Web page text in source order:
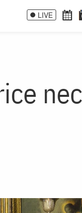
LIVE